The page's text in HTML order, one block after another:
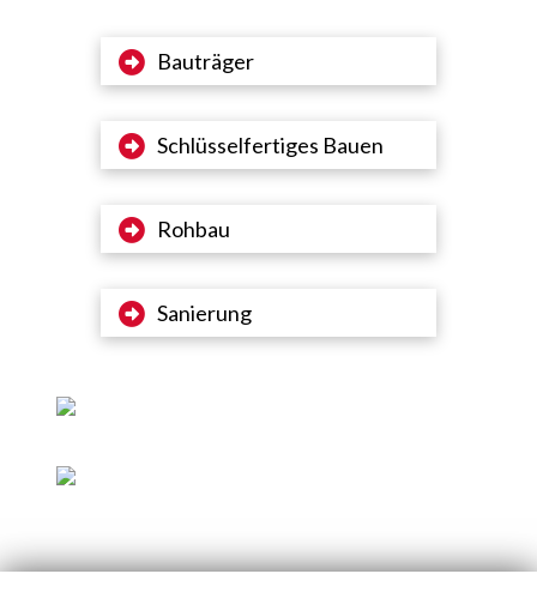
Bauträger
Schlüsselfertiges Bauen
Rohbau
Sanierung